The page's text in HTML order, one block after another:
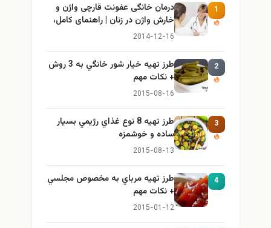
1
درمان خانگی عفونت قارچی واژن و
خارش واژن در زنان | راهنمای کامل،
ایمن و کاربردی
2014-12-16
2
طرز تهيه خیار شور خانگي به 3 روش
+ نكات مهم
2015-08-16
3
طرز تهيه 8 نوع غذاي رژيمي بسيار
ساده و خوشمزه
2015-08-13
4
طرز تهيه مرباي به مخصوص مجلسي
+ نكات مهم
2015-01-12